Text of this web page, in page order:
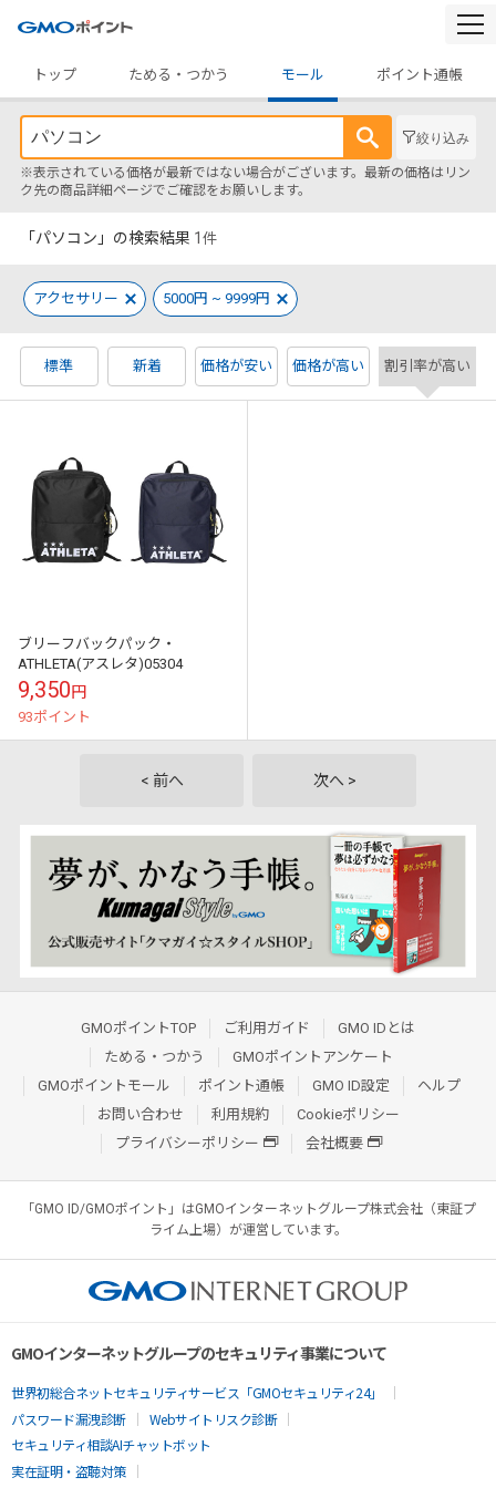
トップ
ためる・つかう モール ポイント通帳
絞り込み
※表示されている価格が最新ではない場合がございます。最新の価格はリン
ク先の商品詳細ページでご確認をお願いします。
「パソコン」の検索結果 1 件
アクセサリー 5000円 ~ 9999円
標準 新着 価格が安い 価格が高い 割引率が高い
ブリーフバックパック・
ATHLETA(アスレタ)05304
9,350円
93ポイント
< 前へ 次へ >
GMOポイントTOP ご利用ガイド
GMO IDとは
ためる・つかう
GMOポイントアンケート
GMOポイントモール
ポイント通帳 GMO ID設定
ヘルプ
お問い合わせ
利用規約
Cookieポリシー
プライバシーポリシー
会社概要
「GMO ID/GMOポイント」はGMOインターネットグループ株式会社（東証プ
ライム上場）が運営しています。
GMOインターネットグループのセキュリティ事業について
世界初総合ネットセキュリティサービス「GMOセキュリティ24」
パスワード漏洩診断
Webサイトリスク診断
セキュリティ相談AIチャットボット
実在証明・盗聴対策